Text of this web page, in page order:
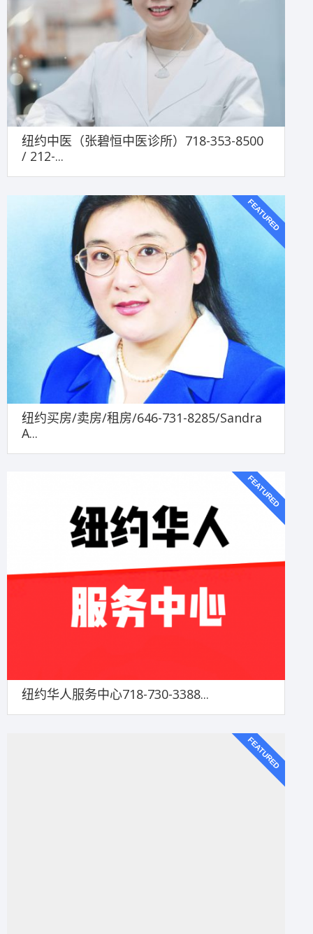
纽约中医（张碧恒中医诊所）718-353-8500
/ 212-...
FEATURED
纽约买房/卖房/租房/646-731-8285/Sandra
A...
FEATURED
纽约华人服务中心718-730-3388...
FEATURED